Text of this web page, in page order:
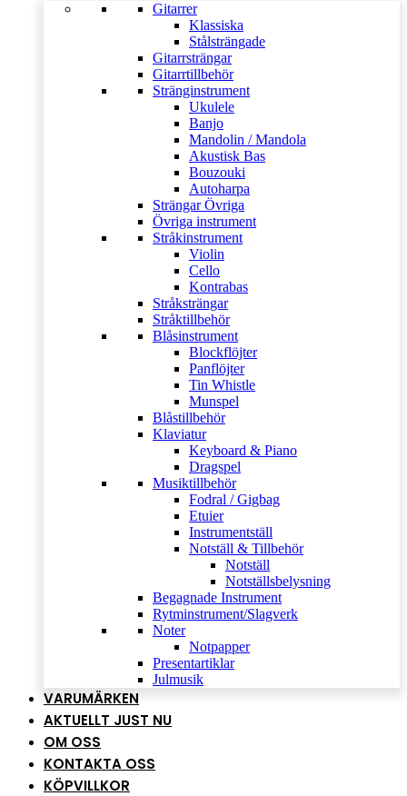
Gitarrer
Klassiska
Stålsträngade
Gitarrsträngar
Gitarrtillbehör
Stränginstrument
Ukulele
Banjo
Mandolin / Mandola
Akustisk Bas
Bouzouki
Autoharpa
Strängar Övriga
Övriga instrument
Stråkinstrument
Violin
Cello
Kontrabas
Stråksträngar
Stråktillbehör
Blåsinstrument
Blockflöjter
Panflöjter
Tin Whistle
Munspel
Blåstillbehör
Klaviatur
Keyboard & Piano
Dragspel
Musiktillbehör
Fodral / Gigbag
Etuier
Instrumentställ
Notställ & Tillbehör
Notställ
Notställsbelysning
Begagnade Instrument
Rytminstrument/Slagverk
Noter
Notpapper
Presentartiklar
Julmusik
VARUMÄRKEN
AKTUELLT JUST NU
OM OSS
KONTAKTA OSS
KÖPVILLKOR